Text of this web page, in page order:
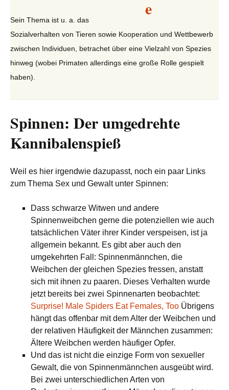
Sein Thema ist u. a. das
Sozialverhalten von Tieren sowie Kooperation und Wettbewerb
zwischen Individuen, betrachet über eine Vielzahl von Spezies
hinweg (wobei Primaten allerdings eine große Rolle gespielt
haben).
Spinnen: Der umgedrehte
Kannibalenspieß
Weil es hier irgendwie dazupasst, noch ein paar Links
zum Thema Sex und Gewalt unter Spinnen:
Dass schwarze Witwen und andere
Spinnenweibchen gerne die potenziellen wie auch
tatsächlichen Väter ihrer Kinder verspeisen, ist ja
allgemein bekannt. Es gibt aber auch den
umgekehrten Fall: Spinnenmännchen, die
Weibchen der gleichen Spezies fressen, anstatt
sich mit ihnen zu paaren. Dieses Verhalten wurde
jetzt bereits bei zwei Spinnenarten beobachtet:
Surprise! Male Spiders Eat Females, Too Übrigens
hängt das offenbar mit dem Alter der Weibchen und
der relativen Häufigkeit der Männchen zusammen:
Ältere Weibchen werden häufiger Opfer.
Und das ist nicht die einzige Form von sexueller
Gewalt, die von Spinnenmännchen ausgeübt wird.
Bei zwei unterschiedlichen Arten von